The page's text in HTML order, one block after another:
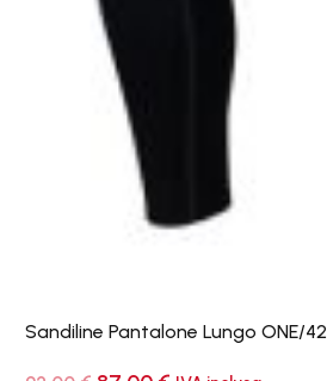
Sandiline Pantalone Lungo ONE/42